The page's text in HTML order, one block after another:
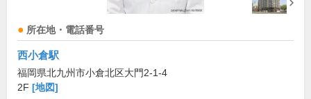
所在地・電話番号
西小倉駅
福岡県北九州市小倉北区大門2-1-4
2F [地図]